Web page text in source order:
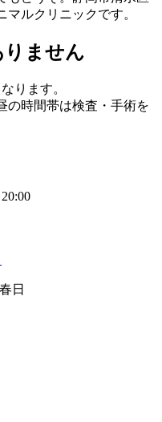
ルクリニックです。
ません
ります。
の時間帯は検査・手術を
日